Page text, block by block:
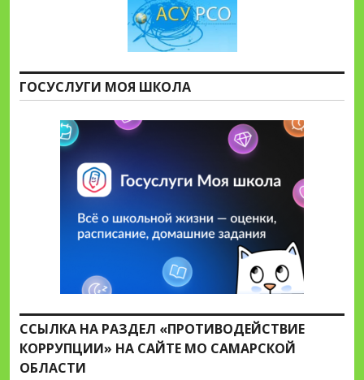
ГОСУСЛУГИ МОЯ ШКОЛА
ССЫЛКА НА РАЗДЕЛ «ПРОТИВОДЕЙСТВИЕ
КОРРУПЦИИ» НА САЙТЕ МО САМАРСКОЙ
ОБЛАСТИ